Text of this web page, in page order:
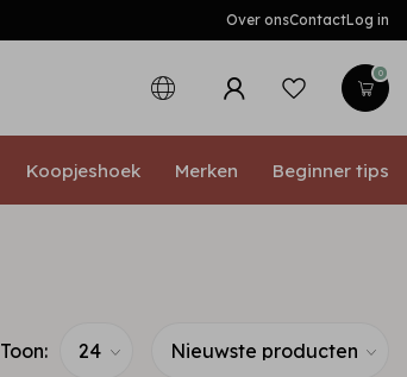
Over onsContactLog in
0
Koopjeshoek Merken Beginner tips
Toon: